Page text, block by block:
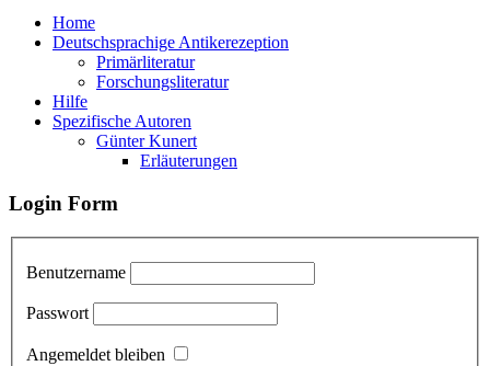
Home
Deutschsprachige Antikerezeption
Primärliteratur
Forschungsliteratur
Hilfe
Spezifische Autoren
Günter Kunert
Erläuterungen
Login Form
Benutzername
Passwort
Angemeldet bleiben